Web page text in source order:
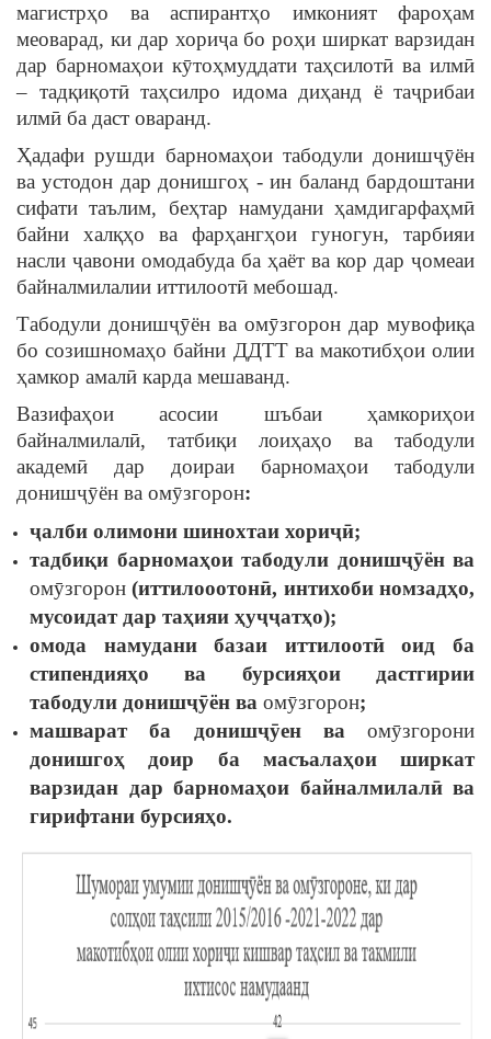
магистрҳо ва аспирантҳо имконият фароҳам
меоварад, ки дар хориҷа бо роҳи ширкат варзидан
дар барномаҳои кȳтоҳмуддати таҳсилотӣ ва илмӣ
– тадқиқотӣ таҳсилро идома диҳанд ё таҷрибаи
илмӣ ба даст оваранд.
Ҳадафи рушди барномаҳои табодули донишҷȳён
ва устодон дар донишгоҳ - ин баланд бардоштани
сифати таълим, беҳтар намудани ҳамдигарфаҳмӣ
байни халқҳо ва фарҳангҳои гуногун, тарбияи
насли ҷавони омодабуда ба ҳаёт ва кор дар ҷомеаи
байналмилалии иттилоотӣ мебошад.
Табодули донишҷȳён ва омӯзгорон дар мувофиқа
бо созишномаҳо байни ДДТТ ва макотибҳои олии
ҳамкор амалӣ карда мешаванд.
Вазифаҳои асосии шъбаи ҳамкориҳои
байналмилалӣ, татбиқи лоиҳаҳо ва табодули
академӣ дар доираи барномаҳои табодули
донишҷȳён ва омӯзгорон:
ҷалби олимони шинохтаи хориҷӣ;
тадбиқи барномаҳои табодули донишҷȳён ва
омӯзгорон(иттилооотонӣ, интихоби номзадҳо,
мусоидат дар таҳияи ҳуҷҷатҳо);
омода намудани базаи иттилоотӣ оид ба
стипендияҳо ва бурсияҳои дастгирии
табодули донишҷȳён ва омӯзгорон;
машварат ба донишҷȳен ва омӯзгорони
донишгоҳ доир ба масъалаҳои ширкат
варзидан дар барномаҳои байналмилалӣ ва
гирифтани бурсияҳо.